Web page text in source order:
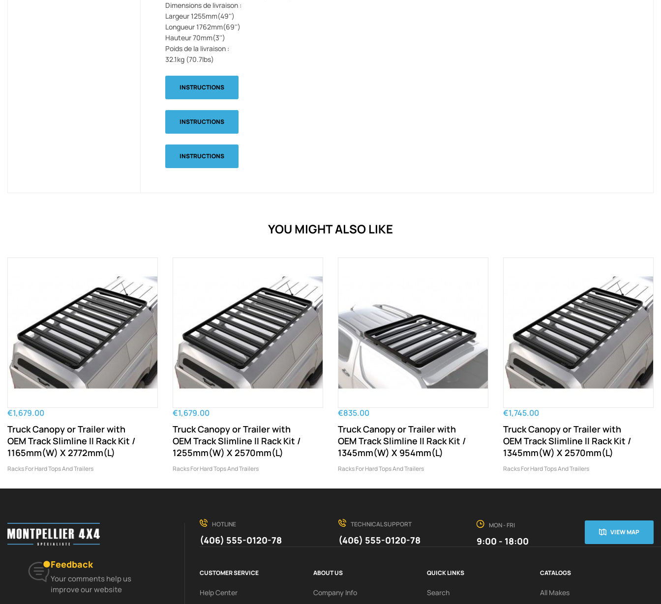
Dimensions de livraison :
Largeur 1255mm(49'')
Longueur 1762mm(69'')
Hauteur 70mm(3'')
Poids de la livraison :
32.1kg (70.7lbs)
INSTRUCTIONS
INSTRUCTIONS
INSTRUCTIONS
YOU MIGHT ALSO LIKE
€1,679.00
Truck Canopy or Trailer with
OEM Track Slimline II Rack Kit /
1165mm(W) X 2772mm(L)
Racks For Hard Tops And Trailers
€1,679.00
Truck Canopy or Trailer with
OEM Track Slimline II Rack Kit /
1255mm(W) X 2570mm(L)
Racks For Hard Tops And Trailers
€835.00
Truck Canopy or Trailer with
OEM Track Slimline II Rack Kit /
1345mm(W) X 954mm(L)
Racks For Hard Tops And Trailers
€1,745.00
Truck Canopy or Trailer with
OEM Track Slimline II Rack Kit /
1345mm(W) X 2570mm(L)
Racks For Hard Tops And Trailers
Feedback
Your comments help us
improve our website
HOTLINE
(406) 555-0120-78
TECHNICAL SUPPORT
(406) 555-0120-78
MON - FRI
9:00 - 18:00
VIEW MAP
CUSTOMER SERVICE
Help Center
ABOUT US
Company Info
QUICK LINKS
Search
CATALOGS
All Makes